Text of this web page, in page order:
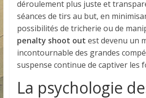
déroulement plus juste et
séances de tirs au but, en
possibilités de tricherie ou de
penalty shoot out est devenu un
incontournable des grandes
suspense continue de captiver les
La psychologie